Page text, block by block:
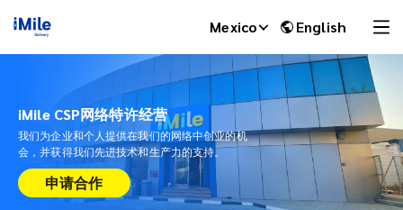
Mexico English
iMile CSP网络特许经营
我们为企业和个人提供在我们的网络中创业的机
会，并获得我们先进技术和生产力的支持。
申请合作